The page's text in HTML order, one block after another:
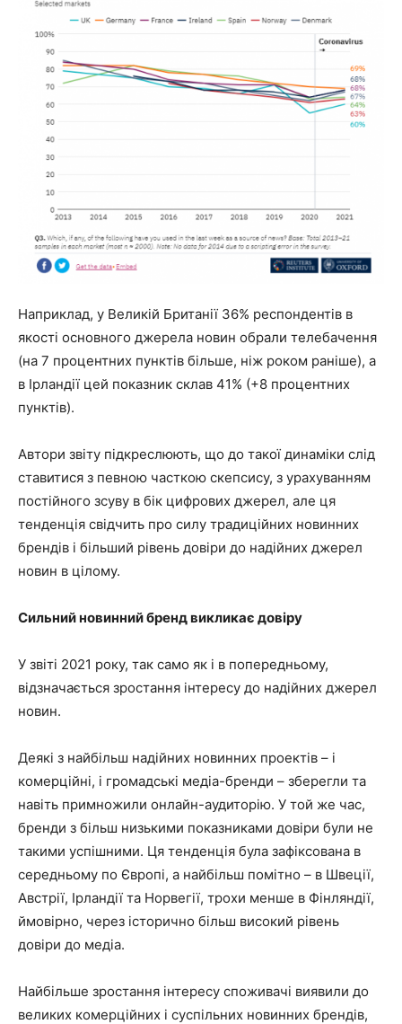
Наприклад, у Великій Британії 36% респондентів в
якості основного джерела новин обрали телебачення
(на 7 процентних пунктів більше, ніж роком раніше), а
в Ірландії цей показник склав 41% (+8 процентних
пунктів).
Автори звіту підкреслюють, що до такої динаміки слід
ставитися з певною часткою скепсису, з урахуванням
постійного зсуву в бік цифрових джерел, але ця
тенденція свідчить про силу традиційних новинних
брендів і більший рівень довіри до надійних джерел
новин в цілому.
Сильний новинний бренд викликає довіру
У звіті 2021 року, так само як і в попередньому,
відзначається зростання інтересу до надійних джерел
новин.
Деякі з найбільш надійних новинних проектів – і
комерційні, і громадські медіа-бренди – зберегли та
навіть примножили онлайн-аудиторію. У той же час,
бренди з більш низькими показниками довіри були не
такими успішними. Ця тенденція була зафіксована в
середньому по Європі, а найбільш помітно – в Швеції,
Австрії, Ірландії та Норвегії, трохи менше в Фінляндії,
ймовірно, через історично більш високий рівень
довіри до медіа.
Найбільше зростання інтересу споживачі виявили до
великих комерційних і суспільних новинних брендів,